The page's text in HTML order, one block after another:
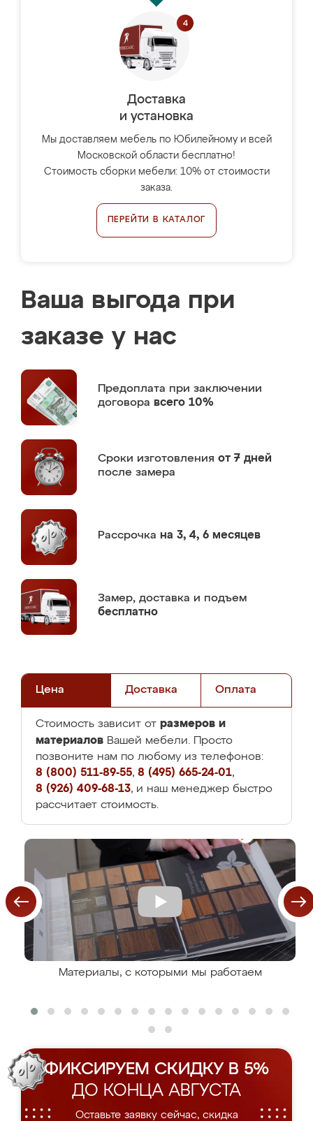
Доставка
и установка
Мы доставляем мебель по Юбилейному и всей
Московской области бесплатно!
Стоимость сборки мебели: 10% от стоимости
заказа.
ПЕРЕЙТИ В КАТАЛОГ
Ваша выгода при
заказе у нас
Предоплата при заключении
договора всего 10%
Сроки изготовления от 7 дней
после замера
Рассрочка на 3, 4, 6 месяцев
Замер, доставка и подъем
бесплатно
Цена Доставка Оплата
Стоимость зависит от размеров и
материалов Вашей мебели. Просто
позвоните нам по любому из телефонов:
8 (800) 511-89-55, 8 (495) 665-24-01,
8 (926) 409-68-13, и наш менеджер быстро
рассчитает стоимость.
Материалы, с которыми мы работаем
ФИКСИРУЕМ СКИДКУ В 5%
ДО КОНЦА АВГУСТА
Оставьте заявку сейчас, скидка